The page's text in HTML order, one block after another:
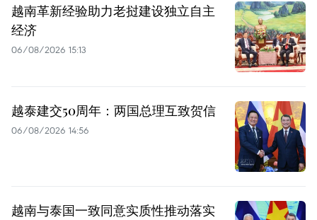
越南革新经验助力老挝建设独立自主
经济
06/08/2026 15:13
越泰建交50周年：两国总理互致贺信
06/08/2026 14:56
越南与泰国一致同意实质性推动落实